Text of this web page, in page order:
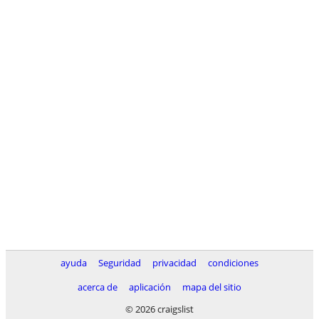
ayuda Seguridad privacidad
condiciones
acerca de
aplicación
mapa del sitio
© 2026 craigslist